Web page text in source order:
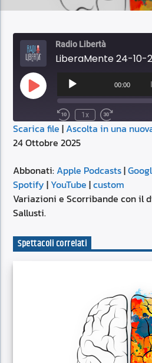
Radio Libertà
LiberaMente 24-10-
Play
Episode
Audio
Player
00:00
1x
SUBSCRIBE SHARE
Apple Podcasts
YouTube
RSS FEED
SHARE
LINK
EMBED
Scarica file |Ascolta in una
24 Ottobre 2025
Abbonati:Apple Podcasts|
Spotify | YouTube |custom
Variazioni e Scorribande con il
Sallusti.
Spettacoli correlati